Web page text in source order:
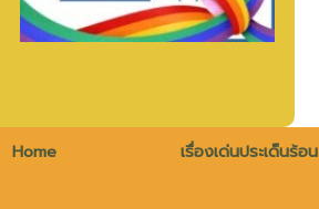
Home เรื่องเด่นประเด็นร้อน